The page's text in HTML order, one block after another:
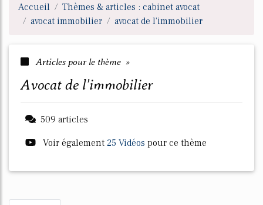
Accueil
Thèmes & articles : cabinet avocat
avocat immobilier
avocat de l'immobilier
Articles pour le thème »
avocat de l'immobilier
509 articles
Voir également 25 Vidéos pour ce thème